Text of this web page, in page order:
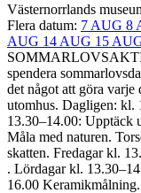
Västernorrlands
Flera datum: 7 AUG 8
AUG 14 AUG 15
spendera
det något att göra varje
utomhus. Dagligen: kl.
13.30–14.00: Upptäck
Måla med naturen.
skatten​​. Fredagar kl.
. Lördagar kl.
16.00